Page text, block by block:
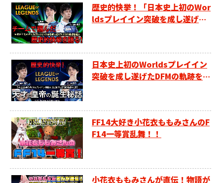
歴史的快挙！「日本史上初のWor
ldsプレイイン突破を成し遂げた
日本史上初のWorldsプレイイン
突破を成し遂げたDFMの軌跡を追
FF14大好き小花衣ももみさんのF
F14一等賞乱舞！！
小花衣ももみさんが直伝！物語が